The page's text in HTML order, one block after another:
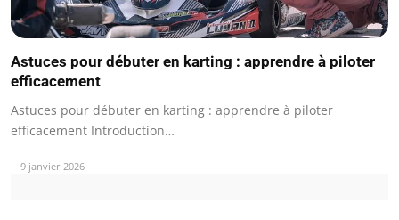
Astuces pour débuter en karting : apprendre à piloter
efficacement
Astuces pour débuter en karting : apprendre à piloter
efficacement Introduction…
9 janvier 2026